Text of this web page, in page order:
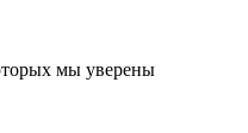
мы уверены